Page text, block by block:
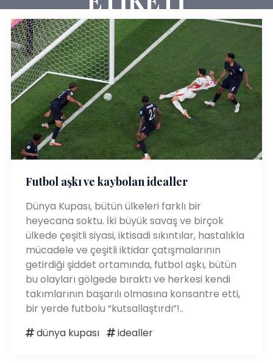
Futbol aşkı ve kaybolan idealler
Dünya Kupası, bütün ülkeleri farklı bir
heyecana soktu. İki büyük savaş ve birçok
ülkede çeşitli siyasi, iktisadi sıkıntılar, hastalıkla
mücadele ve çeşitli iktidar çatışmalarının
getirdiği şiddet ortamında, futbol aşkı, bütün
bu olayları gölgede bıraktı ve herkesi kendi
takımlarının başarılı olmasına konsantre etti,
bir yerde futbolu “kutsallaştırdı”!..
dünya kupası
idealler